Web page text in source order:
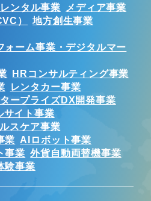
ンタル事業
メディア事業
）
地方創生事業
ォーム事業・デジタルマー
HRコンサルティング事業
レンタカー事業
ープライズDX開発事業
サイト事業
スケア事業
業 AIロボット事業
事業 外貨自動両替機事業
験事業